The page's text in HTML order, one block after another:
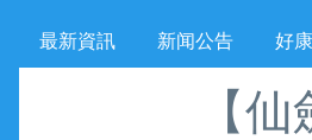
最新資訊 新闻公告 好
【